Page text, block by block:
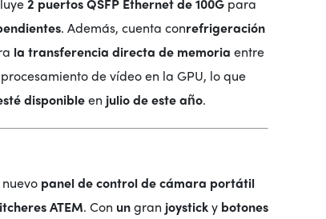
. Además, cuenta conrefrigeración
la transferencia directa de memoria entre
de vídeo en la GPU, lo que
disponibleen julio de este año.
nuevo panel de control de cámara portátil
ATEM. Con ungran joysticky botones